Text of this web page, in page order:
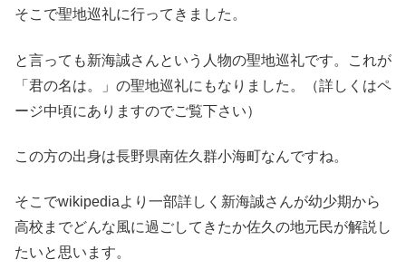
そこで聖地巡礼に行ってきました。
と言っても新海誠さんという人物の聖地巡礼です。これが
「君の名は。」の聖地巡礼にもなりました。（詳しくはペ
ージ中頃にありますのでご覧下さい）
この方の出身は長野県南佐久群小海町なんですね。
そこでwikipediaより一部詳しく新海誠さんが幼少期から
高校までどんな風に過ごしてきたか佐久の地元民が解説し
たいと思います。